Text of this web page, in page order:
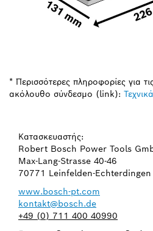
* Περισσότερες πληροφορίες για
ακόλουθο σύνδεσμο (link):
Κατασκευαστής:
Robert Bosch Power Tools
Max-Lang-Strasse 40-46
70771 Leinfelden-Echterdingen
www.bosch-pt.com
kontakt@bosch.de
+49 (0) 711 400 40990